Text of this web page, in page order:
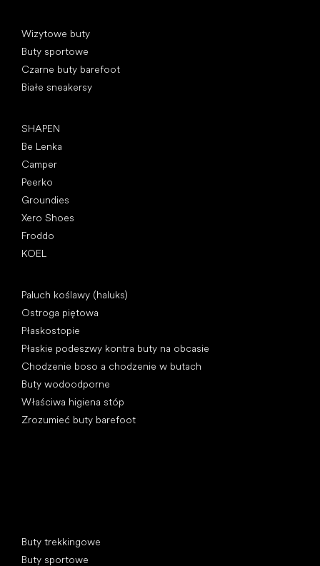
Wizytowe buty
Buty sportowe
Czarne buty barefoot
Białe sneakersy
SHAPEN
Be Lenka
Camper
Peerko
Groundies
Xero Shoes
Froddo
KOEL
Paluch koślawy (haluks)
Ostroga piętowa
Płaskostopie
Płaskie podeszwy kontra buty na obcasie
Chodzenie boso a chodzenie w butach
Buty wodoodporne
Właściwa higiena stóp
Zrozumieć buty barefoot
Buty trekkingowe
Buty sportowe